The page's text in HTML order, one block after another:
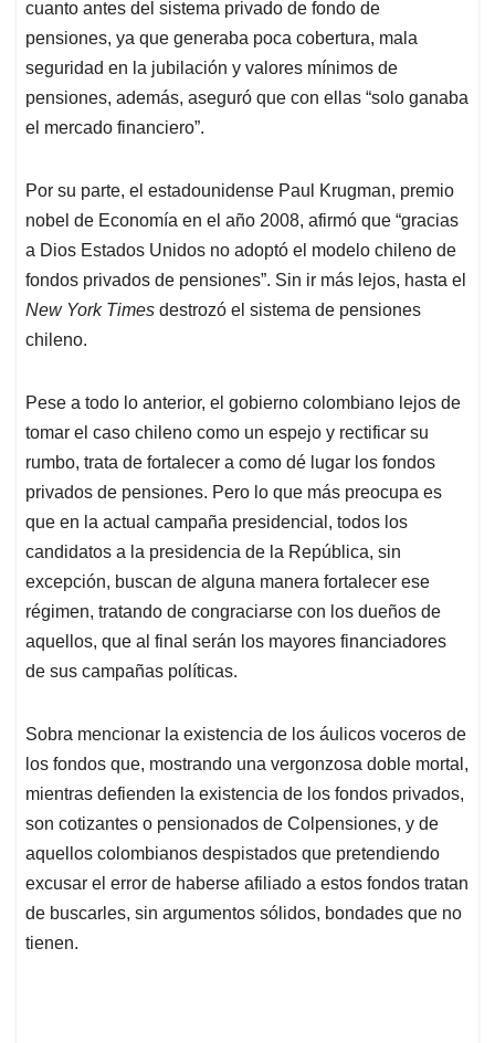
cuanto antes del sistema privado de fondo de
pensiones, ya que generaba poca cobertura, mala
seguridad en la jubilación y valores mínimos de
pensiones, además, aseguró que con ellas “solo ganaba
el mercado financiero”.
Por su parte, el estadounidense Paul Krugman, premio
nobel de Economía en el año 2008, afirmó que “gracias
a Dios Estados Unidos no adoptó el modelo chileno de
fondos privados de pensiones”. Sin ir más lejos, hasta el
New York Times destrozó el sistema de pensiones
chileno.
Pese a todo lo anterior, el gobierno colombiano lejos de
tomar el caso chileno como un espejo y rectificar su
rumbo, trata de fortalecer a como dé lugar los fondos
privados de pensiones. Pero lo que más preocupa es
que en la actual campaña presidencial, todos los
candidatos a la presidencia de la República, sin
excepción, buscan de alguna manera fortalecer ese
régimen, tratando de congraciarse con los dueños de
aquellos, que al final serán los mayores financiadores
de sus campañas políticas.
Sobra mencionar la existencia de los áulicos voceros de
los fondos que, mostrando una vergonzosa doble mortal,
mientras defienden la existencia de los fondos privados,
son cotizantes o pensionados de Colpensiones, y de
aquellos colombianos despistados que pretendiendo
excusar el error de haberse afiliado a estos fondos tratan
de buscarles, sin argumentos sólidos, bondades que no
tienen.